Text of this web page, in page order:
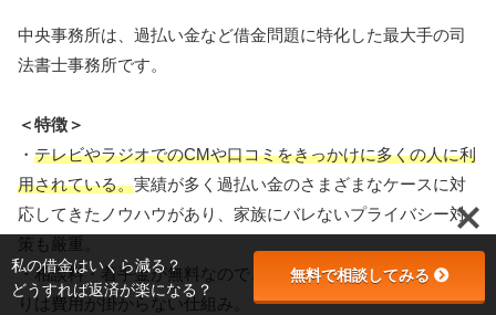
中央事務所は、過払い金など借金問題に特化した最大手の司
法書士事務所です。
＜特徴＞
・ テレビやラジオでのCMや口コミをきっかけに多くの人に利
用されている。実績が多く過払い金のさまざまなケースに対
応してきたノウハウがあり、家族にバレないプライバシー対
策も厳重。
・相談料・着手金が無料なので、過払い金が返ってこない限
りは費用が掛からない仕組み。
私の借金はいくら減る？
どうすれば返済が楽になる？
無料で相談してみる